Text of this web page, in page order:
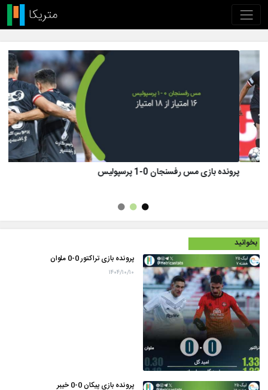
پرونده بازی تراکتور 1 (8)-(7) 1 پرسپولیس
بخوانید
پرونده بازی تراکتور 0-0 ملوان
۱۴۰۴/۱۰/۱۰
پرونده بازی پیکان 0-0 خیبر